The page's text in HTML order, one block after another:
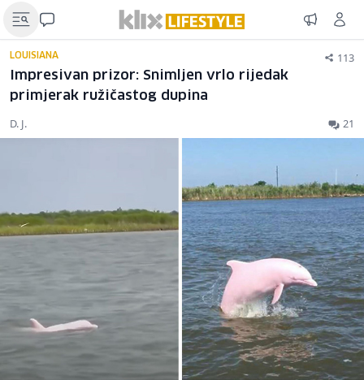
LOUISIANA 113
Impresivan prizor: Snimljen vrlo rijedak
primjerak ružičastog dupina
D. J. 21